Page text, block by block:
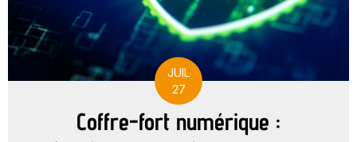
JUIL
27
Coffre-fort numérique :